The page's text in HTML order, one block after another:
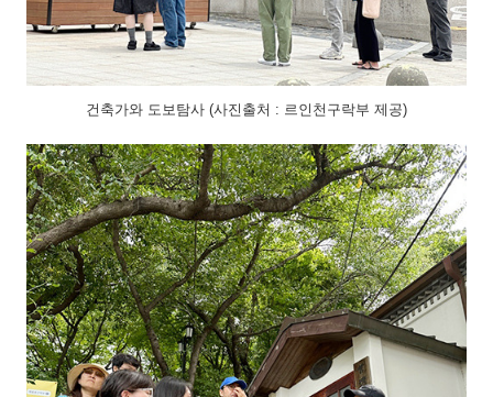
건축가와 도보탐사 (사진출처 : 르인천구락부 제공)